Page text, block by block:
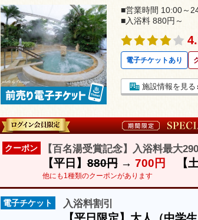
■営業時間 10:00～
■入浴料 880円～
電子チケットあり
施設情報を見る
クーポン 【百名湯受賞記念】入浴料最大
【平日】880円→ 700円 【
他にも1種類のクーポンがあります
電子チケット 入浴料割引